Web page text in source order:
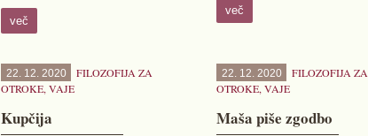
več
več
22. 12. 2020
FILOZOFIJA ZA
OTROKE, VAJE
Kupčija
22. 12. 2020
FILOZOFIJA ZA
OTROKE, VAJE
Maša piše zgodbo